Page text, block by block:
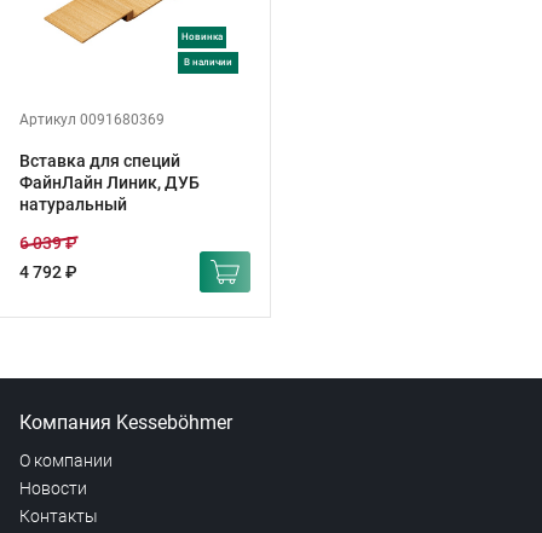
Новинка
в наличии
Артикул 0091680369
Вставка для специй
ФайнЛайн Линик, ДУБ
натуральный
4 792 ₽
6 039 ₽
Компания Kesseböhmer
О компании
Новости
Контакты